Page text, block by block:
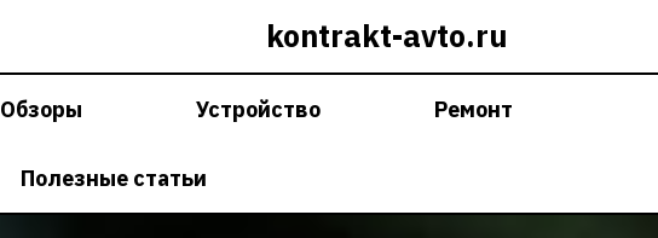
kontrakt-avto.ru
Обзоры Устройство Ремонт
Полезные статьи